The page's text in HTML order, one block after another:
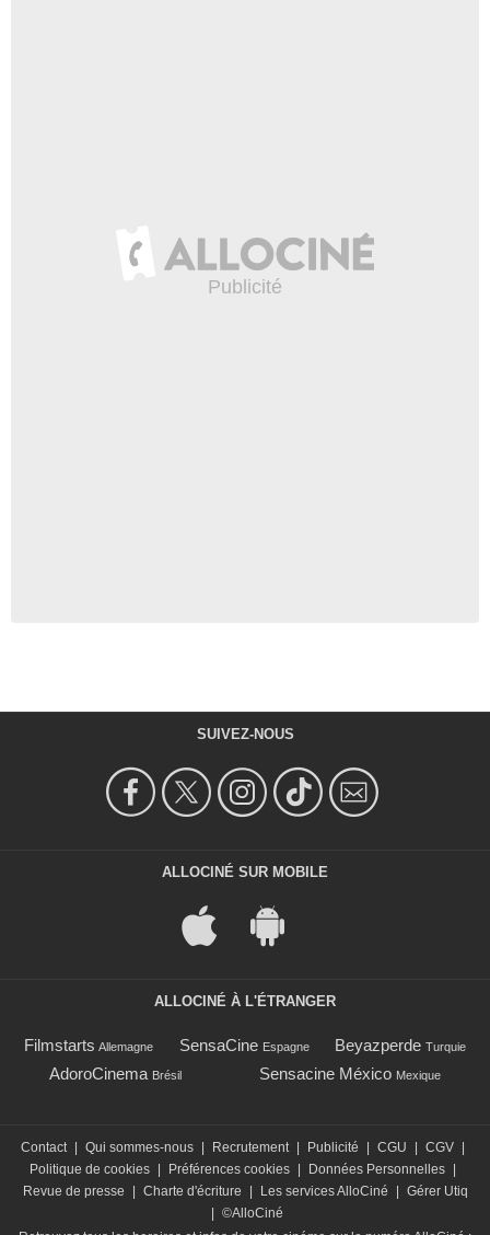
SUIVEZ-NOUS
ALLOCINÉ SUR MOBILE
ALLOCINÉ À L'ÉTRANGER
Filmstarts Allemagne SensaCine Espagne Beyazperde Turquie
AdoroCinema Brésil Sensacine México Mexique
Contact | Qui sommes-nous | Recrutement | Publicité | CGU | CGV |
Politique de cookies | Préférences cookies | Données Personnelles |
Revue de presse
| Charte d'écriture | Les services AlloCiné | Gérer Utiq
| ©AlloCiné